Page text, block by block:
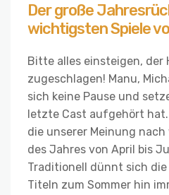
Der große
wichtigsten Spiele
Bitte alles einsteigen,
zugeschlagen! Manu,
sich keine Pause und
letzte Cast aufgehört
die unserer Meinung
des Jahres von April bis
Traditionell dünnt sich
Titeln zum Sommer hin